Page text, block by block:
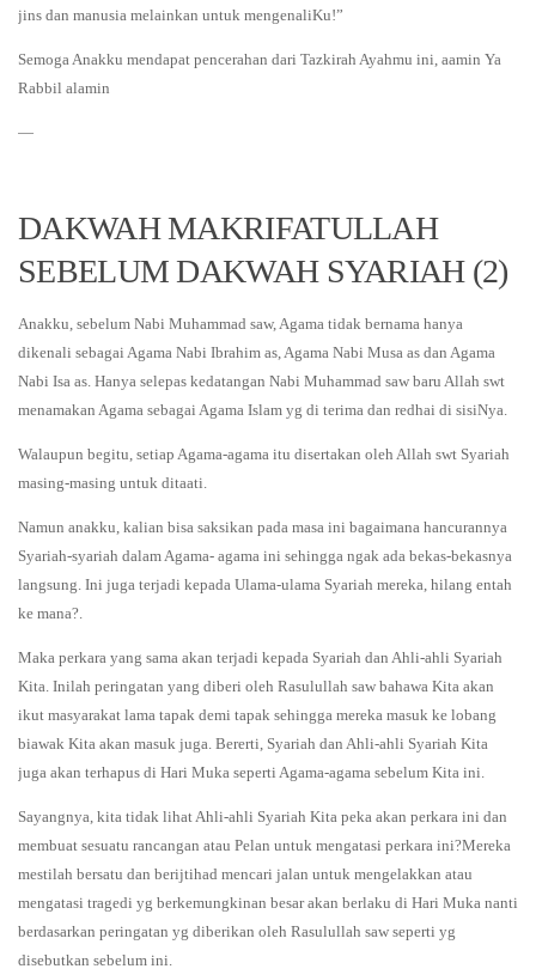
jins dan manusia melainkan untuk mengenaliKu!”
Semoga Anakku mendapat pencerahan dari Tazkirah Ayahmu ini, aamin Ya
Rabbil alamin
—
DAKWAH MAKRIFATULLAH
SEBELUM DAKWAH SYARIAH (2)
Anakku, sebelum Nabi Muhammad saw, Agama tidak bernama hanya
dikenali sebagai Agama Nabi Ibrahim as, Agama Nabi Musa as dan Agama
Nabi Isa as. Hanya selepas kedatangan Nabi Muhammad saw baru Allah swt
menamakan Agama sebagai Agama Islam yg di terima dan redhai di sisiNya.
Walaupun begitu, setiap Agama-agama itu disertakan oleh Allah swt Syariah
masing-masing untuk ditaati.
Namun anakku, kalian bisa saksikan pada masa ini bagaimana hancurannya
Syariah-syariah dalam Agama- agama ini sehingga ngak ada bekas-bekasnya
langsung. Ini juga terjadi kepada Ulama-ulama Syariah mereka, hilang entah
ke mana?.
Maka perkara yang sama akan terjadi kepada Syariah dan Ahli-ahli Syariah
Kita. Inilah peringatan yang diberi oleh Rasulullah saw bahawa Kita akan
ikut masyarakat lama tapak demi tapak sehingga mereka masuk ke lobang
biawak Kita akan masuk juga. Bererti, Syariah dan Ahli-ahli Syariah Kita
juga akan terhapus di Hari Muka seperti Agama-agama sebelum Kita ini.
Sayangnya, kita tidak lihat Ahli-ahli Syariah Kita peka akan perkara ini dan
membuat sesuatu rancangan atau Pelan untuk mengatasi perkara ini?Mereka
mestilah bersatu dan berijtihad mencari jalan untuk mengelakkan atau
mengatasi tragedi yg berkemungkinan besar akan berlaku di Hari Muka nanti
berdasarkan peringatan yg diberikan oleh Rasulullah saw seperti yg
disebutkan sebelum ini.